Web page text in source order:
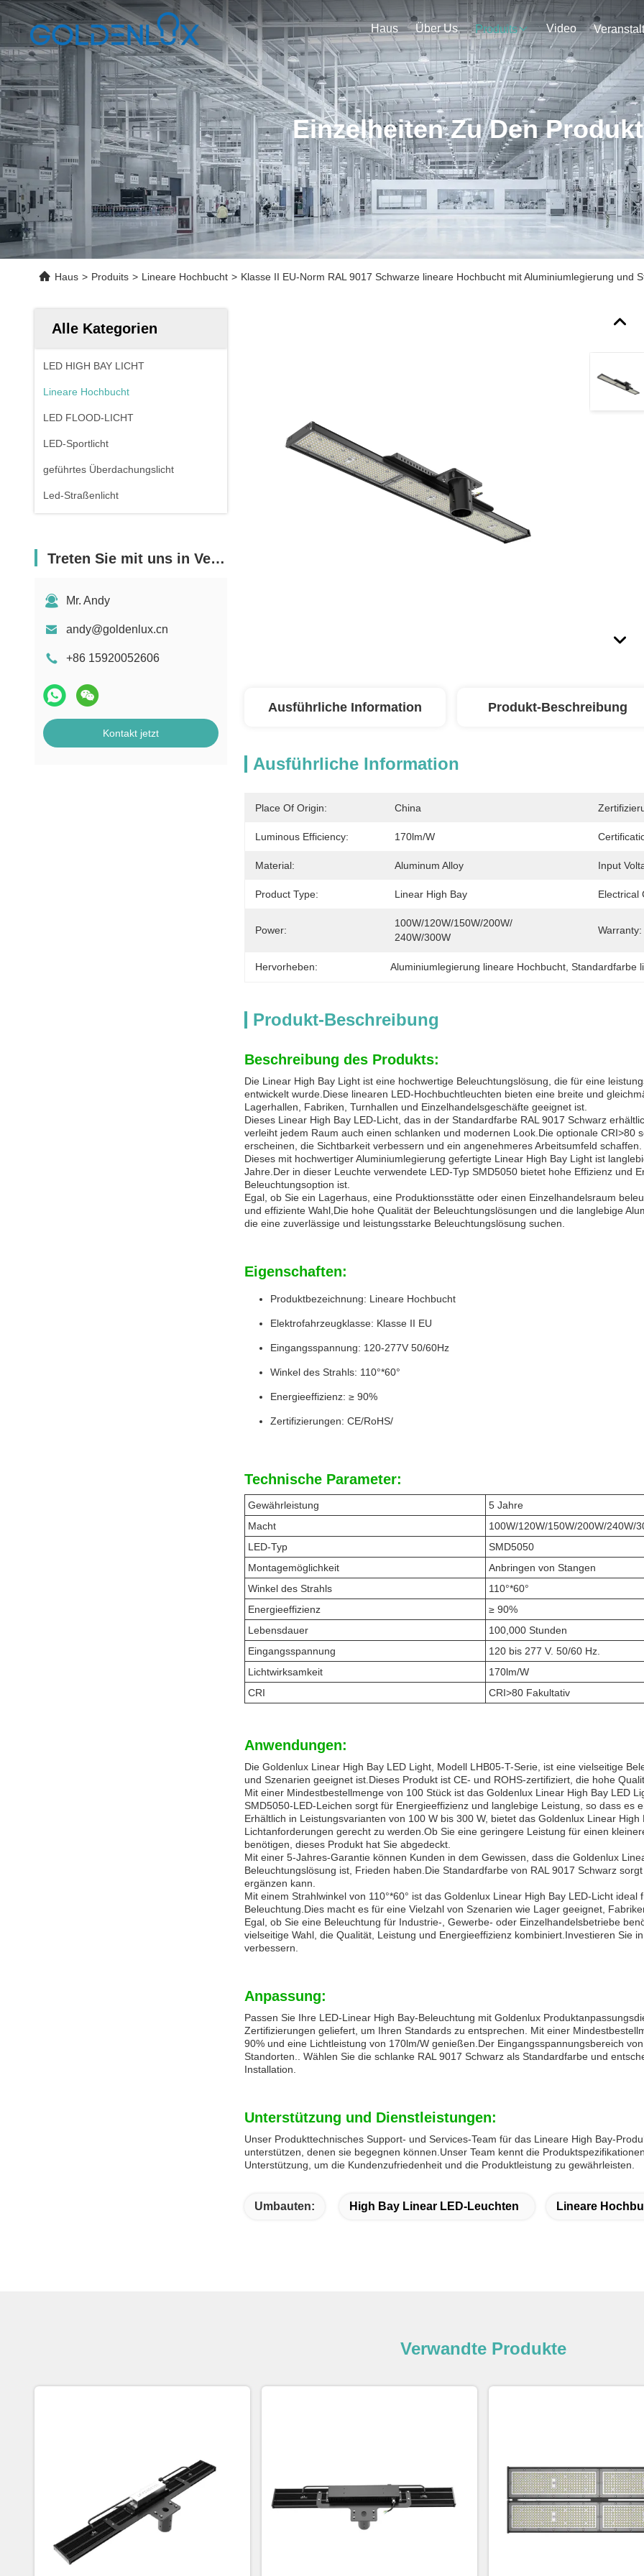
Haus Über Us Produits Video
Einzelheiten Zu Den
Haus > Produits > Lineare Hochbucht > Klasse II EU-Norm RAL 9017 Schwarze lineare Hochbucht mit Aluminiumlegierung und
Alle Kategorien
LED HIGH BAY LICHT
Lineare Hochbucht
LED FLOOD-LICHT
LED-Sportlicht
geführtes Überdachungslicht
Led-Straßenlicht
Treten Sie mit uns in Verbindung
Mr. Andy
andy@goldenlux.cn
+86 15920052606
Kontakt jetzt
Ausführliche Information Produkt-Beschreibung
Ausführliche Information
Place Of Origin: China
Luminous Efficiency: 170lm/W
Material: Aluminum Alloy Input
Product Type: Linear High Bay Electrical
Power:
100W/120W/150W/200W/
240W/300W
Warranty:
Hervorheben: Aluminiumlegierung lineare Hochbucht , Standardfarbe
Produkt-Beschreibung
Beschreibung des Produkts:
Die Linear High Bay Light ist eine hochwertige Beleuchtungslösung, die für eine
entwickelt wurde.Diese linearen LED-Hochbuchtleuchten bieten eine breite und
Lagerhallen, Fabriken, Turnhallen und Einzelhandelsgeschäfte geeignet ist.
Dieses Linear High Bay LED-Licht, das in der Standardfarbe RAL 9017 Schwarz
verleiht jedem Raum auch einen schlanken und modernen Look.Die optionale
erscheinen, die Sichtbarkeit verbessern und ein angenehmeres Arbeitsumfeld schaffen.
Dieses mit hochwertiger Aluminiumlegierung gefertigte Linear High Bay Light ist
Jahre.Der in dieser Leuchte verwendete LED-Typ SMD5050 bietet hohe Effizienz und
Beleuchtungsoption ist.
Egal, ob Sie ein Lagerhaus, eine Produktionsstätte oder einen Einzelhandelsraum
und effiziente Wahl,Die hohe Qualität der Beleuchtungslösungen und die langlebige
die eine zuverlässige und leistungsstarke Beleuchtungslösung suchen.
Eigenschaften:
Produktbezeichnung: Lineare Hochbucht
Elektrofahrzeugklasse: Klasse II EU
Eingangsspannung: 120-277V 50/60Hz
Winkel des Strahls: 110°*60°
Energieeffizienz: ≥ 90%
Zertifizierungen: CE/RoHS/
Technische Parameter:
Gewährleistung
5 Jahre
Macht
100W/120W/150W/200W/240W/
LED-Typ
SMD5050
Montagemöglichkeit
Anbringen von Stangen
Winkel des Strahls
110°*60°
Energieeffizienz
≥ 90%
Lebensdauer
100,000 Stunden
Eingangsspannung
120 bis 277 V. 50/60 Hz.
Lichtwirksamkeit
170lm/W
CRI
CRI>80 Fakultativ
Anwendungen:
Die Goldenlux Linear High Bay LED Light, Modell LHB05-T-Serie, ist eine vielseitige
und Szenarien geeignet ist.Dieses Produkt ist CE- und ROHS-zertifiziert, die hohe
Mit einer Mindestbestellmenge von 100 Stück ist das Goldenlux Linear High Bay LED
SMD5050-LED-Leichen sorgt für Energieeffizienz und langlebige Leistung, so dass es
Erhältlich in Leistungsvarianten von 100 W bis 300 W, bietet das Goldenlux Linear
Lichtanforderungen gerecht zu werden.Ob Sie eine geringere Leistung für einen
benötigen, dieses Produkt hat Sie abgedeckt.
Mit einer 5-Jahres-Garantie können Kunden in dem Gewissen, dass die Goldenlux
Beleuchtungslösung ist, Frieden haben.Die Standardfarbe von RAL 9017 Schwarz
ergänzen kann.
Mit einem Strahlwinkel von 110°*60° ist das Goldenlux Linear High Bay LED-Licht
Beleuchtung.Dies macht es für eine Vielzahl von Szenarien wie Lager geeignet,
Egal, ob Sie eine Beleuchtung für Industrie-, Gewerbe- oder Einzelhandelsbetriebe
vielseitige Wahl, die Qualität, Leistung und Energieeffizienz kombiniert.Investieren Sie
verbessern.
Anpassung:
Passen Sie Ihre LED-Linear High Bay-Beleuchtung mit Goldenlux
Zertifizierungen geliefert, um Ihren Standards zu entsprechen. Mit einer
90% und eine Lichtleistung von 170lm/W genießen.Der Eingangsspannungsbereich
Standorten.. Wählen Sie die schlanke RAL 9017 Schwarz als Standardfarbe und
Installation.
Unterstützung und Dienstleistungen:
Unser Produkttechnisches Support- und Services-Team für das Lineare High Bay-
unterstützen, denen sie begegnen können.Unser Team kennt die
Unterstützung, um die Kundenzufriedenheit und die Produktleistung zu gewährleisten.
Umbauten: High Bay Linear LED-Leuchten Lineare
Verwandte Produkte